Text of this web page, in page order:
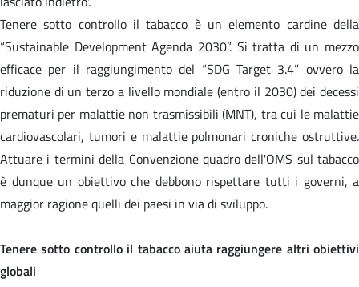
Tenere sotto controllo il tabacco è un elemento cardine della
“Sustainable Development Agenda 2030”. Si tratta di un mezzo
efficace per il raggiungimento del “SDG Target 3.4” ovvero la
riduzione di un terzo a livello mondiale (entro il 2030) dei decessi
prematuri per malattie non trasmissibili (MNT), tra cui le malattie
cardiovascolari, tumori e malattie polmonari croniche ostruttive.
Attuare i termini della Convenzione quadro dell'OMS sul tabacco
è dunque un obiettivo che debbono rispettare tutti i governi, a
maggior ragione quelli dei paesi in via di sviluppo.
Tenere sotto controllo il tabacco aiuta raggiungere altri obiettivi
globali